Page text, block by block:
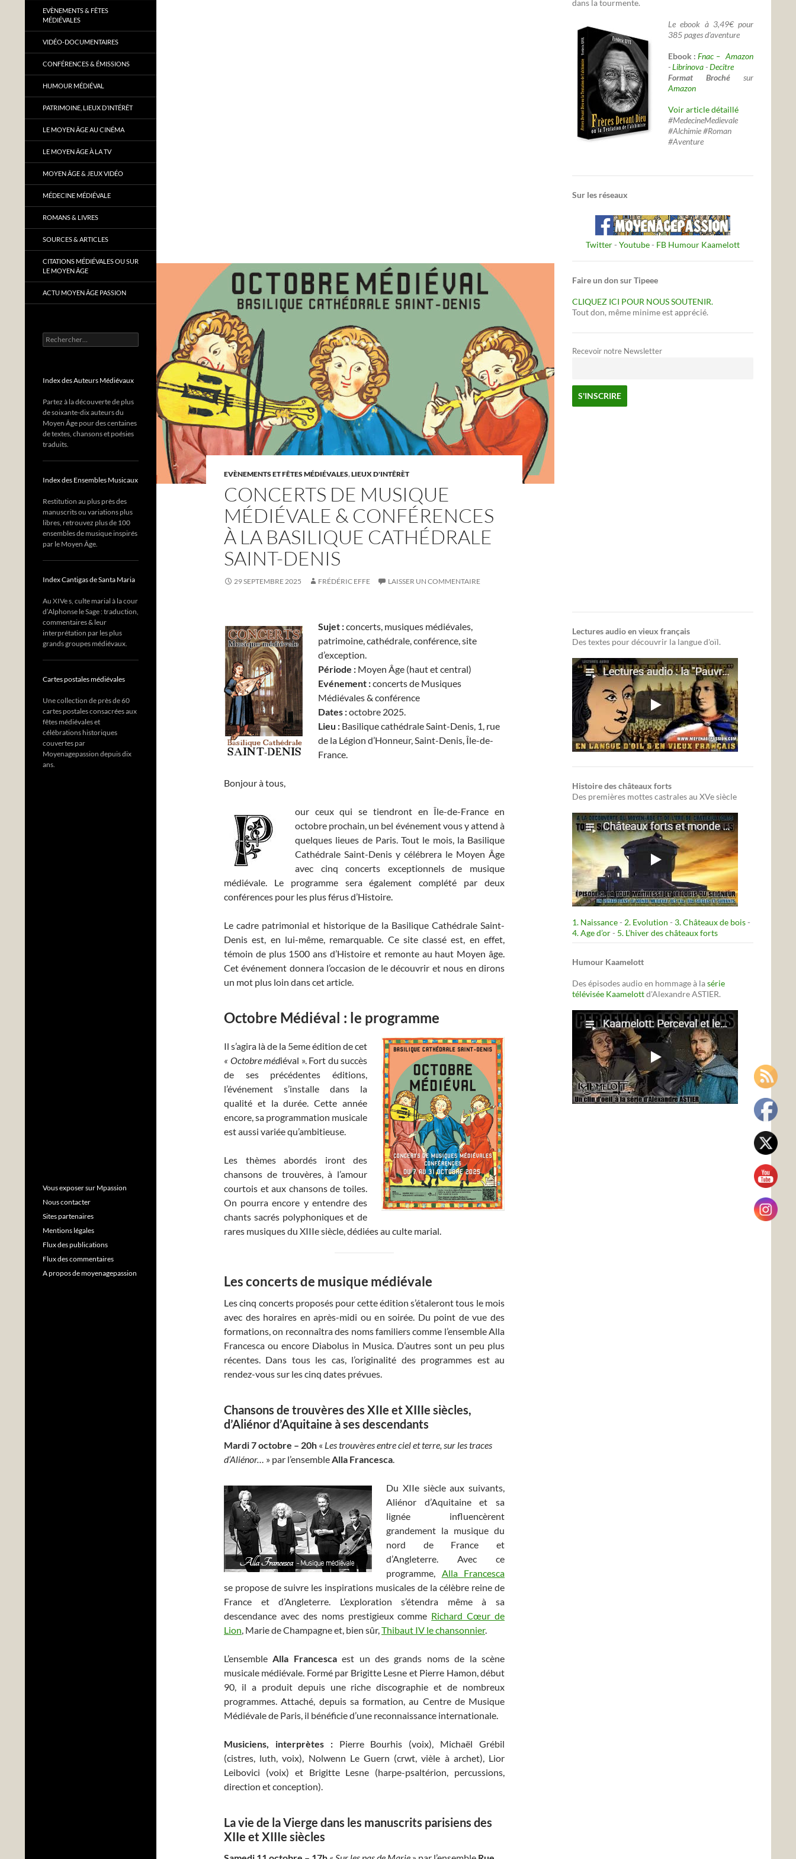
EVÈNEMENTS ET FÊTES MÉDIÉVALES,LIEUX D'INTÊRÈT
CONCERTS DE MUSIQUE
MÉDIÉVALE & CONFÉRENCES
À LA BASILIQUE CATHÉDRALE
SAINT-DENIS
29 SEPTEMBRE 2025 FRÉDÉRIC EFFE LAISSER UN COMMENTAIRE
Sujet :concerts, musiques médiévales,
patrimoine, cathédrale, conférence, site
d’exception.
Période : Moyen Âge (haut et central)
Evénement :concerts de Musiques
Médiévales & conférence
Dates :octobre 2025.
Lieu : Basilique cathédrale Saint-Denis, 1, rue
de la Légion d’Honneur, Saint-Denis, Île-de-
France.
Bonjour à tous,
our ceux qui se tiendront en Île-de-France en
octobre prochain, un bel événement vous y attend à
quelques lieues de Paris. Tout le mois, la Basilique
Cathédrale Saint-Denis y célébrera le Moyen Âge
avec cinq concerts exceptionnels de musique
médiévale. Le programme sera également complété par deux
conférences pour les plus férus d’Histoire.
Le cadre patrimonial et historique de la Basilique Cathédrale Saint-
Denis est, en lui-même, remarquable. Ce site classé est, en effet,
témoin de plus 1500 ans d’Histoire et remonte au haut Moyen âge.
Cet événement donnera l’occasion de le découvrir et nous en dirons
un mot plus loin dans cet article.
Octobre Médiéval : le programme
Il s’agira là de la 5eme édition de cet
« Octobre médiéval ». Fort du succès
de ses précédentes éditions,
l’événement s’installe dans la
qualité et la durée. Cette année
encore, sa programmation musicale
est aussi variée qu’ambitieuse.
Les thèmes abordés iront des
chansons de trouvères, à l’amour
courtois et aux chansons de toiles.
On pourra encore y entendre des
chants sacrés polyphoniques et de
rares musiques du XIIIe siècle, dédiées au culte marial.
Les concerts de musique médiévale
Les cinq concerts proposés pour cette édition s’étaleront tous le mois
avec des horaires en après-midi ou en soirée. Du point de vue des
formations, on reconnaîtra des noms familiers comme l’ensemble Alla
Francesca ou encore Diabolus in Musica. D’autres sont un peu plus
récentes. Dans tous les cas, l’originalité des programmes est au
rendez-vous sur les cinq dates prévues.
Chansons de trouvères des XIIe et XIIIe siècles,
d’Aliénor d’Aquitaine à ses descendants
Mardi 7 octobre – 20h « Les trouvères entre ciel et terre, sur les traces
d’Aliénor… » par l’ensembleAlla Francesca.
Du XIIe siècle aux suivants,
Aliénor d’Aquitaine et sa
lignée influencèrent
grandement la musique du
nord de France et
d’Angleterre. Avec ce
programme, Alla Francesca
se propose de suivre les inspirations musicales de la célèbre reine de
France et d’Angleterre. L’exploration s’étendra même à sa
descendance avec des noms prestigieux comme Richard Cœur de
Lion, Marie de Champagne et, bien sûr,Thibaut IV le chansonnier.
L’ensembleAlla Francescaest un des grands noms de la scène
musicale médiévale. Formé par Brigitte Lesne et Pierre Hamon, début
90, il a produit depuis une riche discographie et de nombreux
programmes. Attaché, depuis sa formation, au Centre de Musique
Médiévale de Paris, il bénéficie d’une reconnaissance internationale.
Musiciens, interprètes : Pierre Bourhis (voix), Michaël Grébil
(cistres, luth, voix), Nolwenn Le Guern (crwt, vièle à archet), Lior
Leibovici (voix) et Brigitte Lesne (harpe-psaltérion, percussions,
direction et conception).
La vie de la Vierge dans les manuscrits parisiens des
XIIe et XIIIe siècles
dans la tourmente.
Le ebook à 3,49€ pour
385 pages d'aventure
Ebook :Fnac – Amazon
-Librinova-Decitre
Format Broché sur
Amazon
Voir article détaillé
#MedecineMedievale
#Alchimie #Roman
#Aventure
Sur les réseaux
Twitter- Youtube- FB Humour Kaamelott
Faire un don sur Tipeee
CLIQUEZ ICI POUR NOUS SOUTENIR.
Tout don, même minime est apprécié.
Recevoir notre Newsletter
Lectures audio en vieux français
Des textes pour découvrir la langue d'oïl.
Histoire des châteaux forts
Des premières mottes castrales au XVe siècle
1. Naissance- 2. Evolution - 3. Châteaux de bois-
4. Age d’or- 5. L’hiver des châteaux forts
Humour Kaamelott
Des épisodes audio en hommage à lasérie
télévisée Kaamelottd'Alexandre ASTIER.
EVÈNEMENTS & FÊTES
MÉDIÉVALES
VIDÉO-DOCUMENTAIRES
CONFÉRENCES & ÉMISSIONS
HUMOUR MÉDIÉVAL
PATRIMOINE, LIEUX D’INTÉRÊT
LE MOYEN ÂGE AU CINÉMA
LE MOYEN ÂGE À LA TV
MOYEN ÂGE & JEUX VIDÉO
MÉDECINE MÉDIÉVALE
ROMANS & LIVRES
SOURCES & ARTICLES
CITATIONS MÉDIÉVALES OU SUR
LE MOYEN ÂGE
ACTU MOYEN ÂGE PASSION
Rechercher :
Index des Auteurs Médiévaux
Partez à la découverte de plus
de soixante-dix auteurs du
Moyen Âge pour des centaines
de textes, chansons et poésies
traduits.
Index des Ensembles Musicaux
Restitution au plus près des
manuscrits ou variations plus
libres, retrouvez plus de 100
ensembles de musique inspirés
par le Moyen Âge.
Index Cantigas de Santa Maria
Au XIVe s, culte marial à la cour
d’Alphonse le Sage : traduction,
commentaires & leur
interprétation par les plus
grands groupes médiévaux.
Cartes postales médiévales
Une collection de près de 60
cartes postales consacrées aux
fêtes médiévales et
célébrations historiques
couvertes par
Moyenagepassion depuis dix
ans.
Vous exposer sur Mpassion
Nous contacter
Sites partenaires
Mentions légales
Flux des publications
Flux des commentaires
A propos de moyenagepassion